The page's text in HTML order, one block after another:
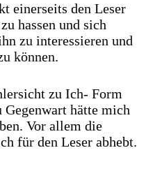
einerseits den Leser
hassen und sich
zu interessieren und
können.
zu Ich- Form
Gegenwart hätte mich
Vor allem die
für den Leser abhebt.